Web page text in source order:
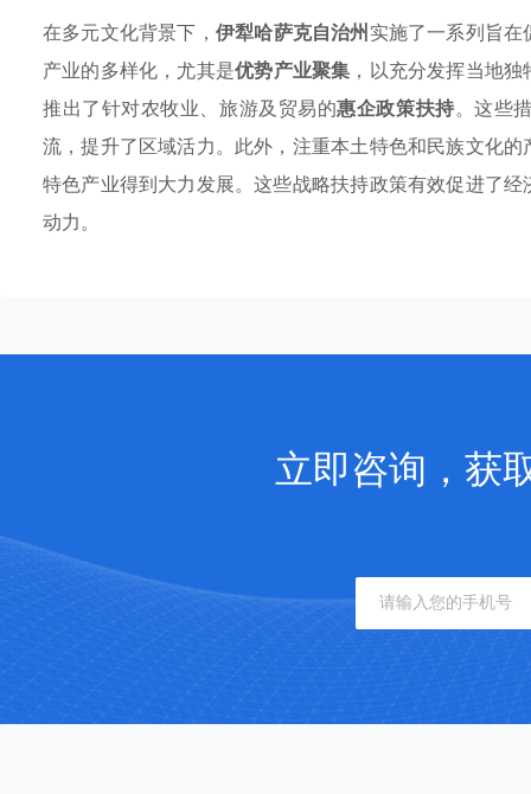
在多元文化背景下， 伊犁哈萨克自治州实施了一系列旨
产业的多样化，尤其是优势产业聚集 ，以充分发挥当地
推出了针对农牧业、旅游及贸易的惠企政策扶持。这些
流，提升了区域活力。此外，注重本土特色和民族文化
特色产业得到大力发展。这些战略扶持政策有效促进了
动力。
立即咨询，获